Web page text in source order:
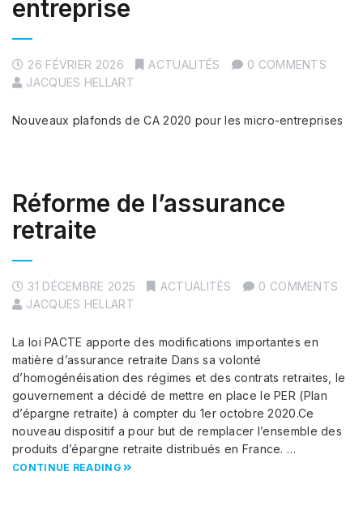
entreprise
26 FÉVRIER 2026 ACTUALITÉS
0 COMMENTS
JACQUES HELLART
Nouveaux plafonds de CA 2020 pour les micro-entreprises
Réforme de l’assurance
retraite
31 DÉCEMBRE 2025 ACTUALITÉS
0 COMMENTS
JACQUES HELLART
La loi PACTE apporte des modifications importantes en
matière d’assurance retraite Dans sa volonté
d’homogénéisation des régimes et des contrats retraites, le
gouvernement a décidé de mettre en place le PER (Plan
d’épargne retraite) à compter du 1er octobre 2020.Ce
nouveau dispositif a pour but de remplacer l’ensemble des
produits d’épargne retraite distribués en France. …
CONTINUE READING